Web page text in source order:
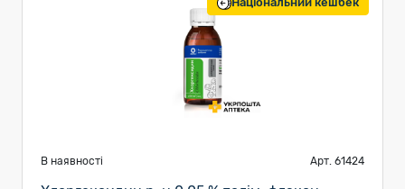
В наявності Арт. 61424